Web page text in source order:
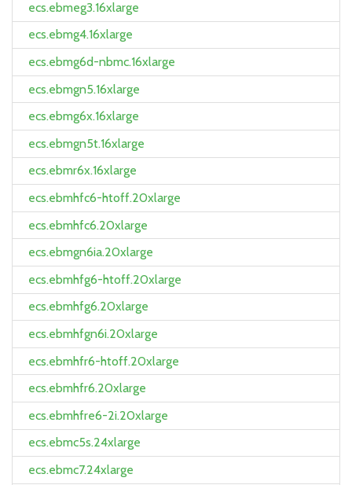
ecs.ebmeg3.16xlarge
ecs.ebmg4.16xlarge
ecs.ebmg6d-nbmc.16xlarge
ecs.ebmgn5.16xlarge
ecs.ebmg6x.16xlarge
ecs.ebmgn5t.16xlarge
ecs.ebmr6x.16xlarge
ecs.ebmhfc6-htoff.20xlarge
ecs.ebmhfc6.20xlarge
ecs.ebmgn6ia.20xlarge
ecs.ebmhfg6-htoff.20xlarge
ecs.ebmhfg6.20xlarge
ecs.ebmhfgn6i.20xlarge
ecs.ebmhfr6-htoff.20xlarge
ecs.ebmhfr6.20xlarge
ecs.ebmhfre6-2i.20xlarge
ecs.ebmc5s.24xlarge
ecs.ebmc7.24xlarge